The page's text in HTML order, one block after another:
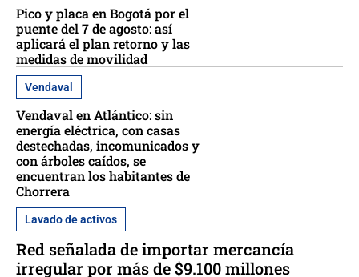
Pico y placa en Bogotá por el
puente del 7 de agosto: así
aplicará el plan retorno y las
medidas de movilidad
Vendaval
Vendaval en Atlántico: sin
energía eléctrica, con casas
destechadas, incomunicados y
con árboles caídos, se
encuentran los habitantes de
Chorrera
Lavado de activos
Red señalada de importar mercancía
irregular por más de $9.100 millones